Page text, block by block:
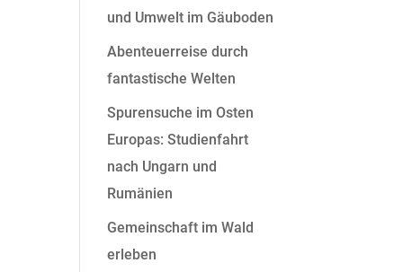
und Umwelt im Gäuboden
Abenteuerreise durch
fantastische Welten
Spurensuche im Osten
Europas: Studienfahrt
nach Ungarn und
Rumänien
Gemeinschaft im Wald
erleben